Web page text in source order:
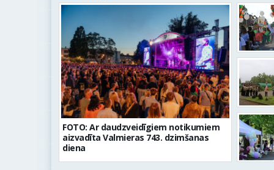
FOTO: Ar daudzveidīgiem notikumiem
aizvadīta Valmieras 743. dzimšanas
diena